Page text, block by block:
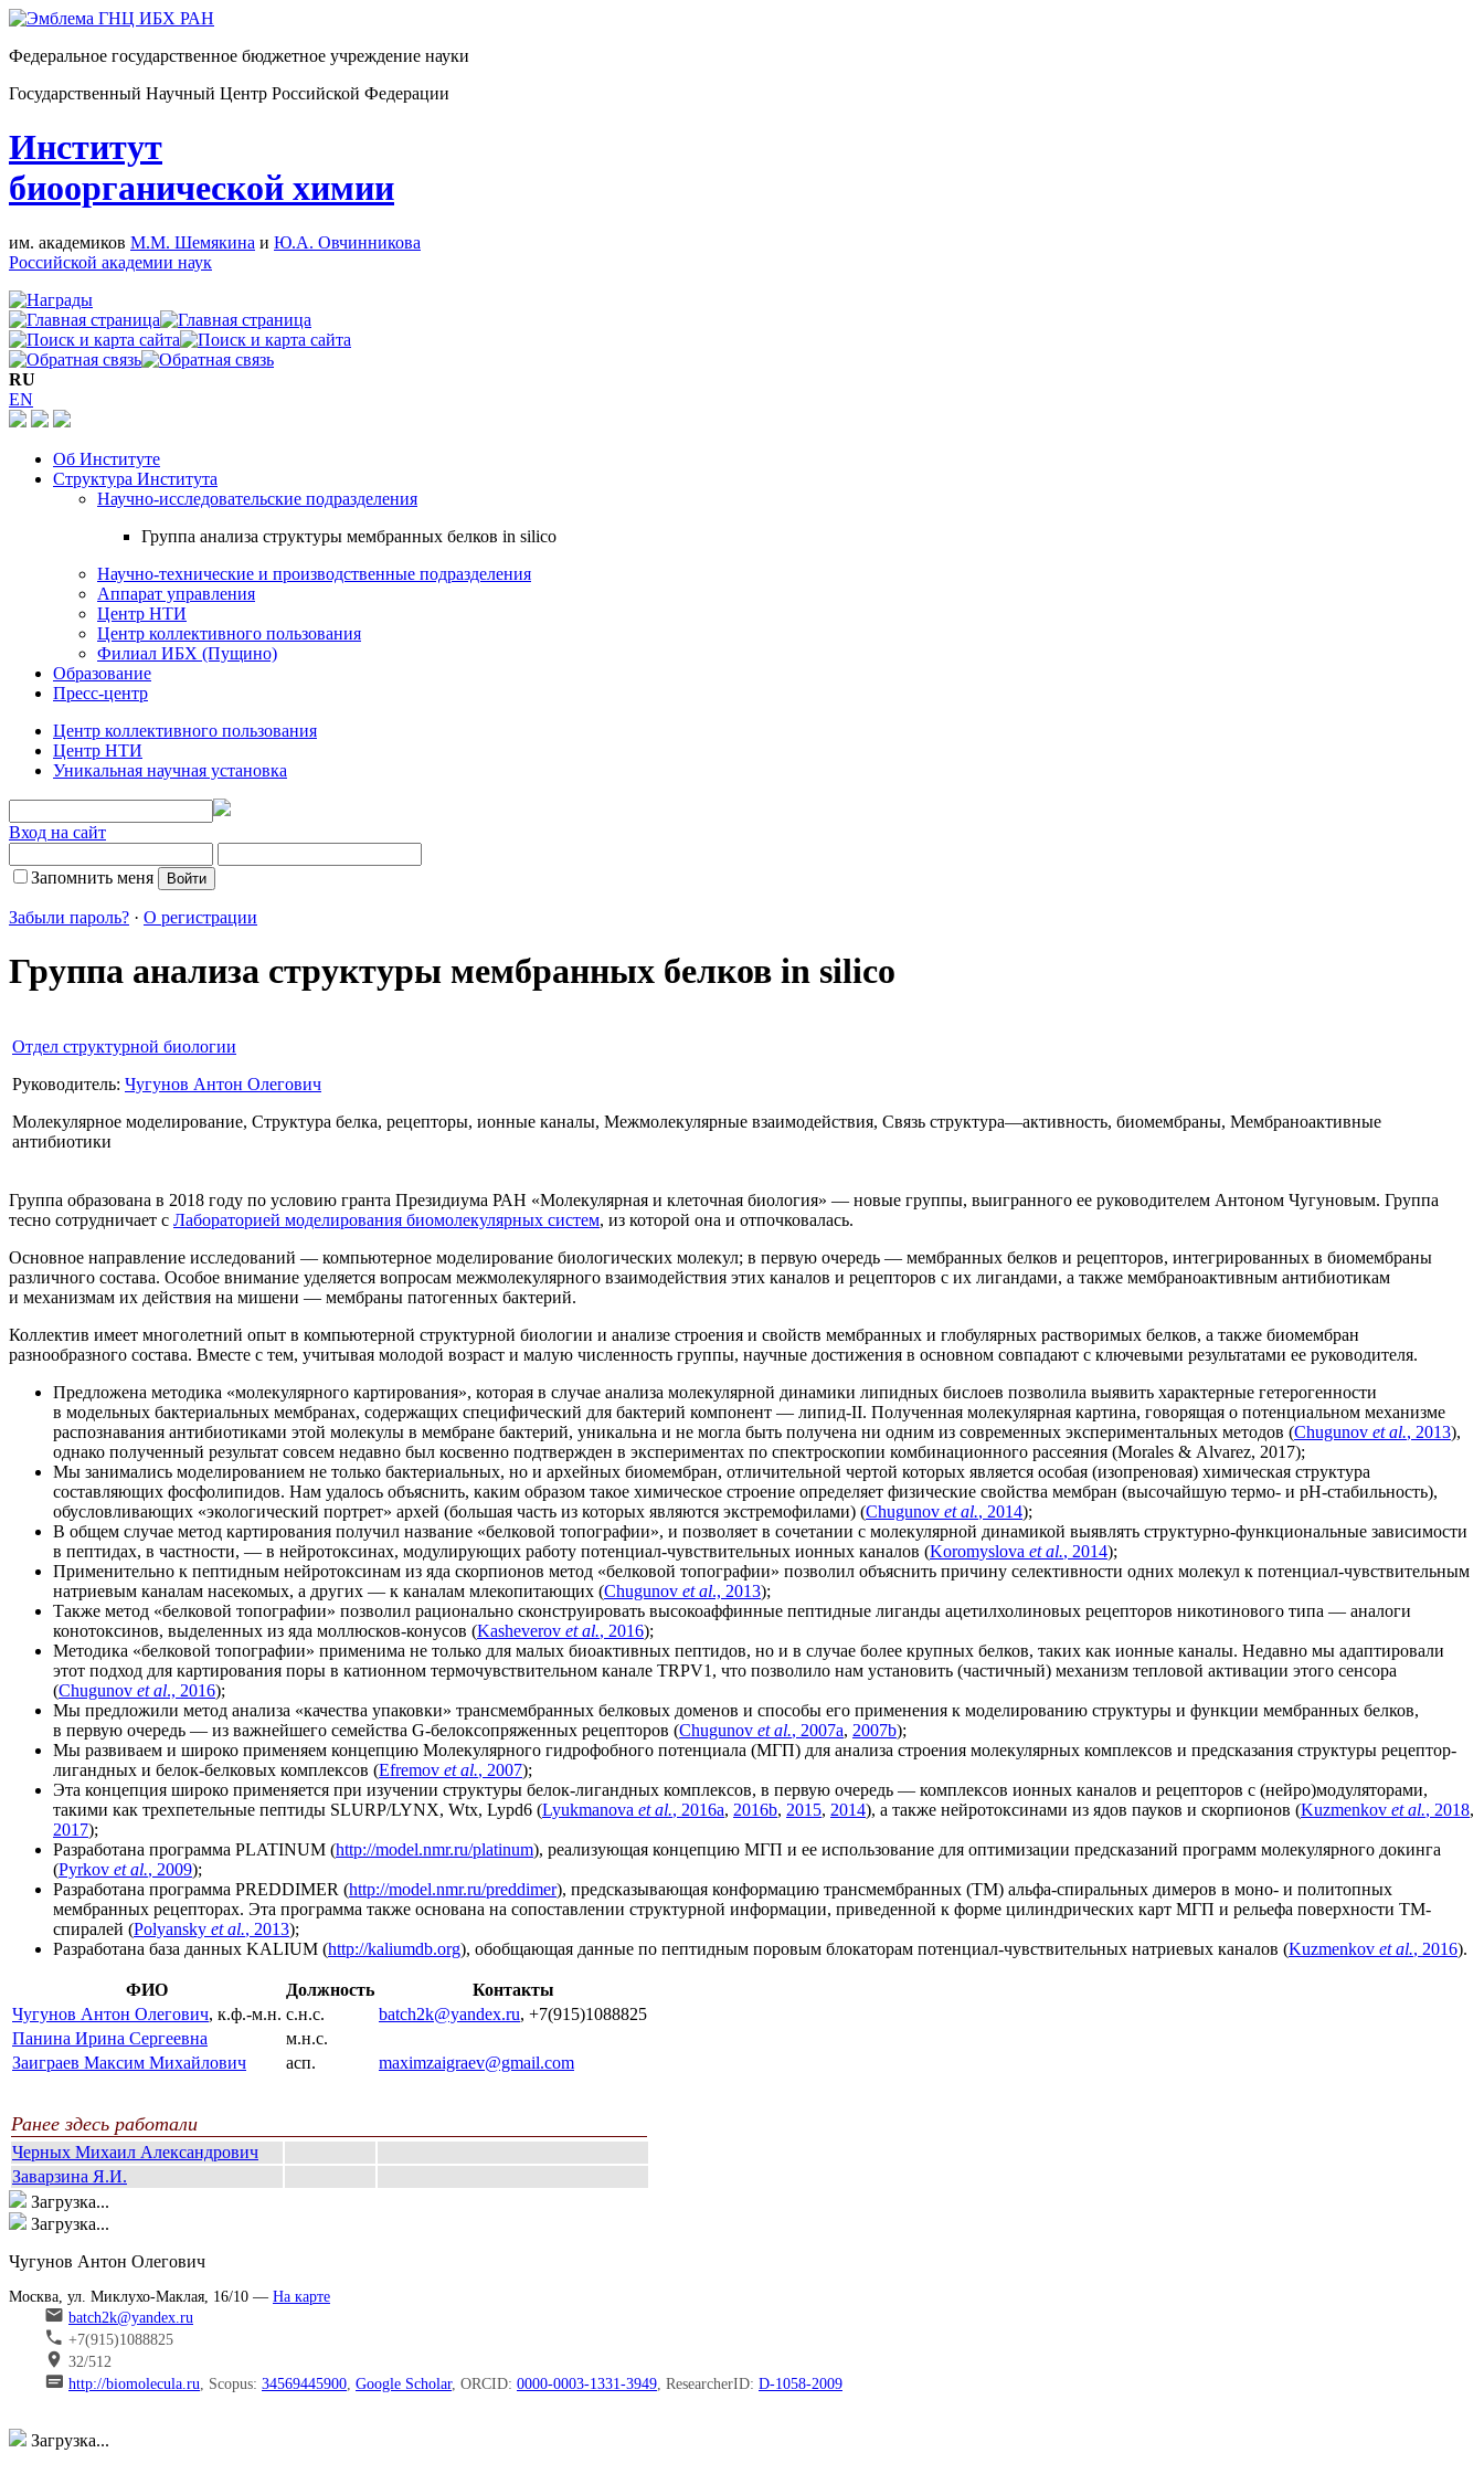
Федеральное государственное бюджетное учреждение науки
Государственный Научный Центр Российской Федерации
Институт
биоорганической химии
им. академиков М.М. Шемякина и Ю.А. Овчинникова
Российской академии наук
RU
EN
Об Институте
Структура Института
Научно-исследовательские подразделения
Группа анализа структуры мембранных белков in silico
Научно-технические и производственные подразделения
Аппарат управления
Центр НТИ
Центр коллективного пользования
Филиал ИБХ (Пущино)
Образование
Пресс-центр
Центр коллективного пользования
Центр НТИ
Уникальная научная установка
Вход на сайт
Запомнить меня
Забыли пароль? · О регистрации
Группа анализа структуры мембранных белков in silico
Отдел структурной биологии
Руководитель: Чугунов Антон Олегович
Молекулярное моделирование, Структура белка, рецепторы, ионные каналы, Межмолекулярные взаимодействия, Связь структура—активность, биомембраны, Мембраноактивные
антибиотики
Группа образована в 2018 году по условию гранта Президиума РАН «Молекулярная и клеточная биология» — новые группы, выигранного ее руководителем Антоном Чугуновым. Группа
тесно сотрудничает с Лабораторией моделирования биомолекулярных систем, из которой она и отпочковалась.
Основное направление исследований — компьютерное моделирование биологических молекул; в первую очередь — мембранных белков и рецепторов, интегрированных в биомембраны
различного состава. Особое внимание уделяется вопросам межмолекулярного взаимодействия этих каналов и рецепторов с их лигандами, а также мембраноактивным антибиотикам
и механизмам их действия на мишени — мембраны патогенных бактерий.
Коллектив имеет многолетний опыт в компьютерной структурной биологии и анализе строения и свойств мембранных и глобулярных растворимых белков, а также биомембран
разнообразного состава. Вместе с тем, учитывая молодой возраст и малую численность группы, научные достижения в основном совпадают с ключевыми результатами ее руководителя.
Предложена методика «молекулярного картирования», которая в случае анализа молекулярной динамики липидных бислоев позволила выявить характерные гетерогенности
в модельных бактериальных мембранах, содержащих специфический для бактерий компонент — липид-II. Полученная молекулярная картина, говорящая о потенциальном механизме
распознавания антибиотиками этой молекулы в мембране бактерий, уникальна и не могла быть получена ни одним из современных экспериментальных методов (Chugunov et al., 2013),
однако полученный результат совсем недавно был косвенно подтвержден в экспериментах по спектроскопии комбинационного рассеяния (Morales & Alvarez, 2017);
Мы занимались моделированием не только бактериальных, но и архейных биомембран, отличительной чертой которых является особая (изопреновая) химическая структура
составляющих фосфолипидов. Нам удалось объяснить, каким образом такое химическое строение определяет физические свойства мембран (высочайшую термо- и pH-стабильность),
обусловливающих «экологический портрет» архей (большая часть из которых являются экстремофилами) (Chugunov et al., 2014);
В общем случае метод картирования получил название «белковой топографии», и позволяет в сочетании с молекулярной динамикой выявлять структурно-функциональные зависимости
в пептидах, в частности, — в нейротоксинах, модулирующих работу потенциал-чувствительных ионных каналов (Koromyslova et al., 2014);
Применительно к пептидным нейротоксинам из яда скорпионов метод «белковой топографии» позволил объяснить причину селективности одних молекул к потенциал-чувствительным
натриевым каналам насекомых, а других — к каналам млекопитающих (Chugunov et al., 2013);
Также метод «белковой топографии» позволил рационально сконструировать высокоаффинные пептидные лиганды ацетилхолиновых рецепторов никотинового типа — аналоги
конотоксинов, выделенных из яда моллюсков-конусов (Kasheverov et al., 2016);
Методика «белковой топографии» применима не только для малых биоактивных пептидов, но и в случае более крупных белков, таких как ионные каналы. Недавно мы адаптировали
этот подход для картирования поры в катионном термочувствительном канале TRPV1, что позволило нам установить (частичный) механизм тепловой активации этого сенсора
(Chugunov et al., 2016);
Мы предложили метод анализа «качества упаковки» трансмембранных белковых доменов и способы его применения к моделированию структуры и функции мембранных белков,
в первую очередь — из важнейшего семейства G-белоксопряженных рецепторов (Chugunov et al., 2007a, 2007b);
Мы развиваем и широко применяем концепцию Молекулярного гидрофобного потенциала (МГП) для анализа строения молекулярных комплексов и предсказания структуры рецептор-
лигандных и белок-белковых комплексов (Efremov et al., 2007);
Эта концепция широко применяется при изучении структуры белок-лигандных комплексов, в первую очередь — комплексов ионных каналов и рецепторов с (нейро)модуляторами,
такими как трехпетельные пептиды SLURP/LYNX, Wtx, Lypd6 (Lyukmanova etal., 2016a, 2016b, 2015, 2014), а также нейротоксинами из ядов пауков и скорпионов (Kuzmenkov etal., 2018,
2017);
Разработана программа PLATINUM (http://model.nmr.ru/platinum), реализующая концепцию МГП и ее использование для оптимизации предсказаний программ молекулярного докинга
(Pyrkov et al., 2009);
Разработана программа PREDDIMER (http://model.nmr.ru/preddimer), предсказывающая конформацию трансмембранных (ТМ) альфа-спиральных димеров в моно- и политопных
мембранных рецепторах. Эта программа также основана на сопоставлении структурной информации, приведенной к форме цилиндрических карт МГП и рельефа поверхности ТМ-
спиралей (Polyansky et al., 2013);
Разработана база данных KALIUM (http://kaliumdb.org), обобщающая данные по пептидным поровым блокаторам потенциал-чувствительных натриевых каналов (Kuzmenkov et al., 2016).
ФИО Должность
Контакты
Чугунов Антон Олегович, к.ф.-м.н. с.н.с. batch2k@yandex.ru, +7(915)1088825
Панина Ирина Сергеевна
м.н.с.
Заиграев Максим Михайлович
асп. maximzaigraev@gmail.com
Ранее здесь работали
Черных Михаил Александрович
Заварзина Я.И.
Загрузка...
Загрузка...
Чугунов Антон Олегович
Москва, ул. Миклухо-Маклая, 16/10 — На карте
batch2k@yandex.ru
+7(915)1088825
32/512
http://biomolecula.ru , Scopus: 34569445900 Google Scholar, ORCID: 0000-0003-1331-3949 , ResearcherID: D-1058-2009
Загрузка...